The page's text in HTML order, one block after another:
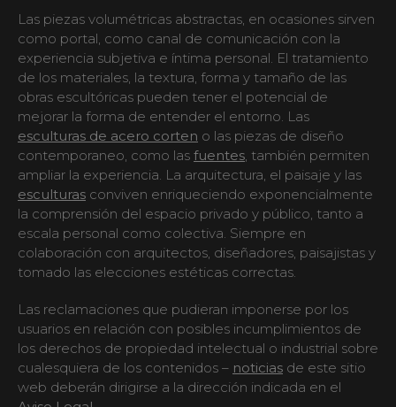
Las piezas volumétricas abstractas, en ocasiones sirven
como portal, como canal de comunicación con la
experiencia subjetiva e íntima personal. El tratamiento
de los materiales, la textura, forma y tamaño de las
obras escultóricas pueden tener el potencial de
mejorar la forma de entender el entorno. Las
esculturas de acero corten o las piezas de diseño
contemporaneo, como las fuentes, también permiten
ampliar la experiencia. La arquitectura, el paisaje y las
esculturas conviven enriqueciendo exponencialmente
la comprensión del espacio privado y público, tanto a
escala personal como colectiva. Siempre en
colaboración con arquitectos, diseñadores, paisajistas y
tomado las elecciones estéticas correctas.
Las reclamaciones que pudieran imponerse por los
usuarios en relación con posibles incumplimientos de
los derechos de propiedad intelectual o industrial sobre
cualesquiera de los contenidos – noticias de este sitio
web deberán dirigirse a la dirección indicada en el